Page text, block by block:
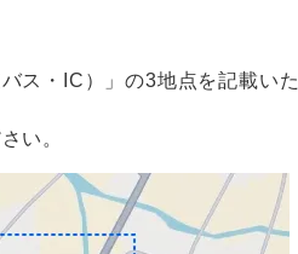
ス・IC）」の3地点を記載いた
い。